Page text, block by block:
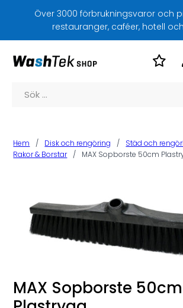
Över 3000 förbrukningsvaror och
restauranger, caféer, hotell
Sök
Hem / Disk och rengöring / Städ och
Rakor & Borstar
/ MAX Sopborste 50cm
MAX Sopborste 50cm